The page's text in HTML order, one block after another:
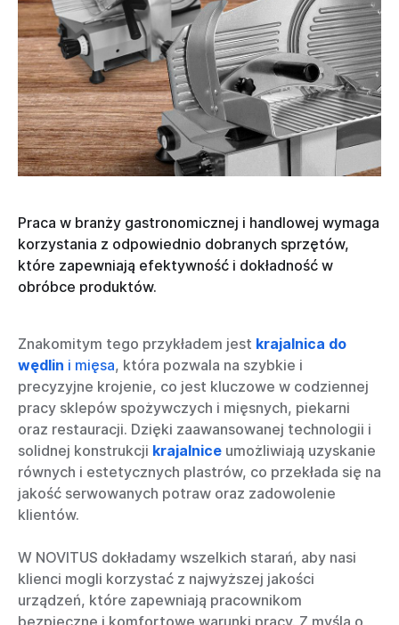
Praca w branży gastronomicznej i handlowej wymaga
korzystania z odpowiednio dobranych sprzętów,
które zapewniają efektywność i dokładność w
obróbce produktów.
Znakomitym tego przykładem jest krajalnica do
wędlin i mięsa, która pozwala na szybkie i
precyzyjne krojenie, co jest kluczowe w codziennej
pracy sklepów spożywczych i mięsnych, piekarni
oraz restauracji. Dzięki zaawansowanej technologii i
solidnej konstrukcji krajalnice umożliwiają uzyskanie
równych i estetycznych plastrów, co przekłada się na
jakość serwowanych potraw oraz zadowolenie
klientów.
W NOVITUS dokładamy wszelkich starań, aby nasi
klienci mogli korzystać z najwyższej jakości
urządzeń, które zapewniają pracownikom
bezpieczne i komfortowe warunki pracy. Z myślą o